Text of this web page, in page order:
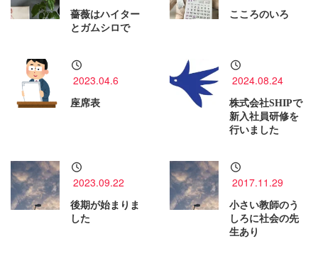
薔薇はハイター
とガムシロで
こころのいろ
2023.04.6
座席表
2024.08.24
株式会社SHIPで
新入社員研修を
行いました
2023.09.22
後期が始まりま
した
2017.11.29
小さい教師のう
しろに社会の先
生あり